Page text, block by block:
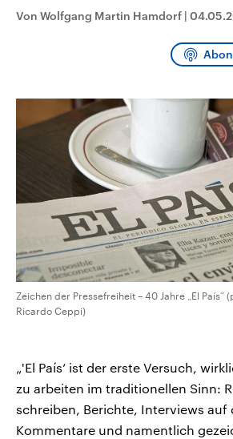
Von Wolfgang Martin Hamdorf |
Zeichen der Pressefreiheit – 40 Jahre „El
Ricardo Ceppi)
„'El País‘ ist der erste Versuch,
zu arbeiten im traditionellen Sinn:
schreiben, Berichte, Interviews auf
Kommentare und namentlich